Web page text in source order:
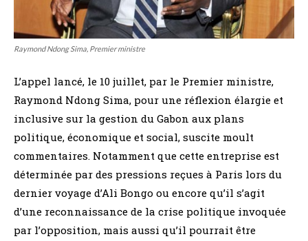
Raymond Ndong Sima, Premier ministre
L’appel lancé, le 10 juillet, par le Premier ministre,
Raymond Ndong Sima, pour une réflexion élargie et
inclusive sur la gestion du Gabon aux plans
politique, économique et social, suscite moult
commentaires. Notamment que cette entreprise est
déterminée par des pressions reçues à Paris lors du
dernier voyage d’Ali Bongo ou encore qu’il s’agit
d’une reconnaissance de la crise politique invoquée
par l’opposition, mais aussi qu’il pourrait être